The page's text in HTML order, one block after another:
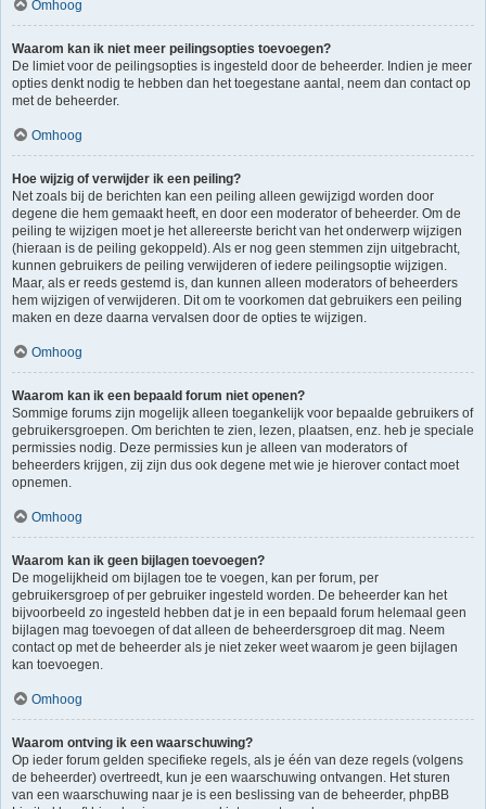
Omhoog
Waarom kan ik niet meer peilingsopties toevoegen?
De limiet voor de peilingsopties is ingesteld door de beheerder. Indien je meer
opties denkt nodig te hebben dan het toegestane aantal, neem dan contact op
met de beheerder.
Omhoog
Hoe wijzig of verwijder ik een peiling?
Net zoals bij de berichten kan een peiling alleen gewijzigd worden door
degene die hem gemaakt heeft, en door een moderator of beheerder. Om de
peiling te wijzigen moet je het allereerste bericht van het onderwerp wijzigen
(hieraan is de peiling gekoppeld). Als er nog geen stemmen zijn uitgebracht,
kunnen gebruikers de peiling verwijderen of iedere peilingsoptie wijzigen.
Maar, als er reeds gestemd is, dan kunnen alleen moderators of beheerders
hem wijzigen of verwijderen. Dit om te voorkomen dat gebruikers een peiling
maken en deze daarna vervalsen door de opties te wijzigen.
Omhoog
Waarom kan ik een bepaald forum niet openen?
Sommige forums zijn mogelijk alleen toegankelijk voor bepaalde gebruikers of
gebruikersgroepen. Om berichten te zien, lezen, plaatsen, enz. heb je speciale
permissies nodig. Deze permissies kun je alleen van moderators of
beheerders krijgen, zij zijn dus ook degene met wie je hierover contact moet
opnemen.
Omhoog
Waarom kan ik geen bijlagen toevoegen?
De mogelijkheid om bijlagen toe te voegen, kan per forum, per
gebruikersgroep of per gebruiker ingesteld worden. De beheerder kan het
bijvoorbeeld zo ingesteld hebben dat je in een bepaald forum helemaal geen
bijlagen mag toevoegen of dat alleen de beheerdersgroep dit mag. Neem
contact op met de beheerder als je niet zeker weet waarom je geen bijlagen
kan toevoegen.
Omhoog
Waarom ontving ik een waarschuwing?
Op ieder forum gelden specifieke regels, als je één van deze regels (volgens
de beheerder) overtreedt, kun je een waarschuwing ontvangen. Het sturen
van een waarschuwing naar je is een beslissing van de beheerder, phpBB